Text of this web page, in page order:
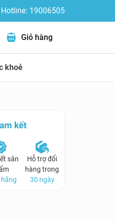
Hotline: 19006505
Giỏ hàng
khoẻ
sản
Hỗ trợ đổi
hàng trong
30 ngày